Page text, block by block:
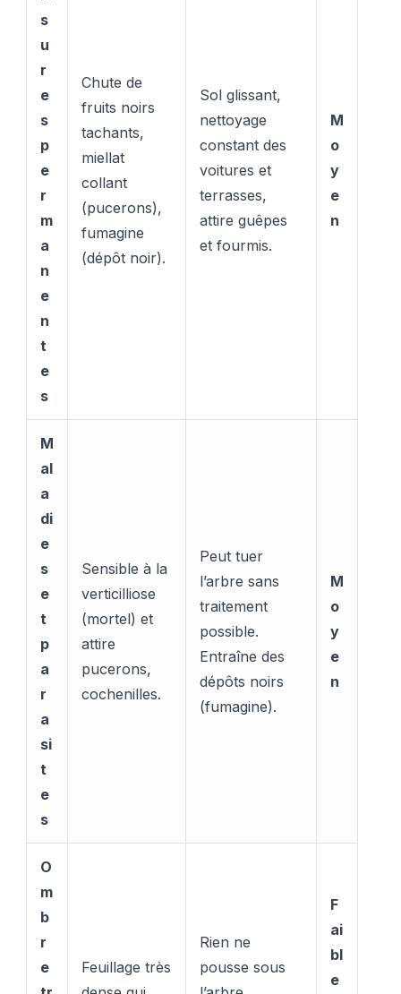
s
u
r
e
s
p
e
r
m
a
n
e
n
t
e
s
Chute de
fruits noirs
tachants,
miellat
collant
(pucerons),
fumagine
(dépôt noir).
Sol glissant,
nettoyage
constant des
voitures et
terrasses,
attire guêpes
et fourmis.
M
o
y
e
n
M
al
a
di
e
s
e
t
p
a
r
a
si
t
e
s
Sensible à la
verticilliose
(mortel) et
attire
pucerons,
cochenilles.
Peut tuer
l’arbre sans
traitement
possible.
Entraîne des
dépôts noirs
(fumagine).
M
o
y
e
n
O
m
b
r
e
Feuillage très
Rien ne
pousse sous
F
ai
bl
e